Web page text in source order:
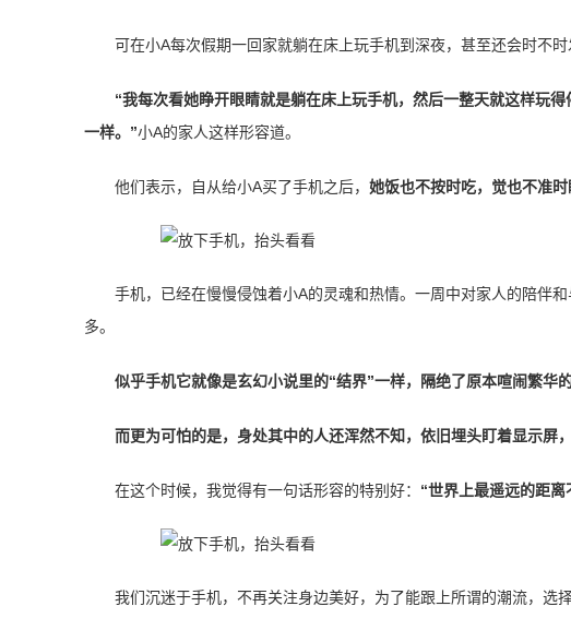
可在小A每次假期一回家就躺在床上玩手机到深夜，甚至还会时不
“我每次看她睁开眼睛就是躺在床上玩手机，然后一整天就这样玩
一样。”小A的家人这样形容道。
他们表示，自从给小A买了手机之后， 她饭也不按时吃，觉也不准
手机，已经在慢慢侵蚀着小A的灵魂和热情。一周中对家人的陪伴
多。
似乎手机它就像是玄幻小说里的“结界”一样，隔绝了原本喧闹繁华
而更为可怕的是，身处其中的人还浑然不知，依旧埋头盯着显示屏，
在这个时候，我觉得有一句话形容的特别好： “世界上最遥远的距
我们沉迷于手机，不再关注身边美好，为了能跟上所谓的潮流，选择